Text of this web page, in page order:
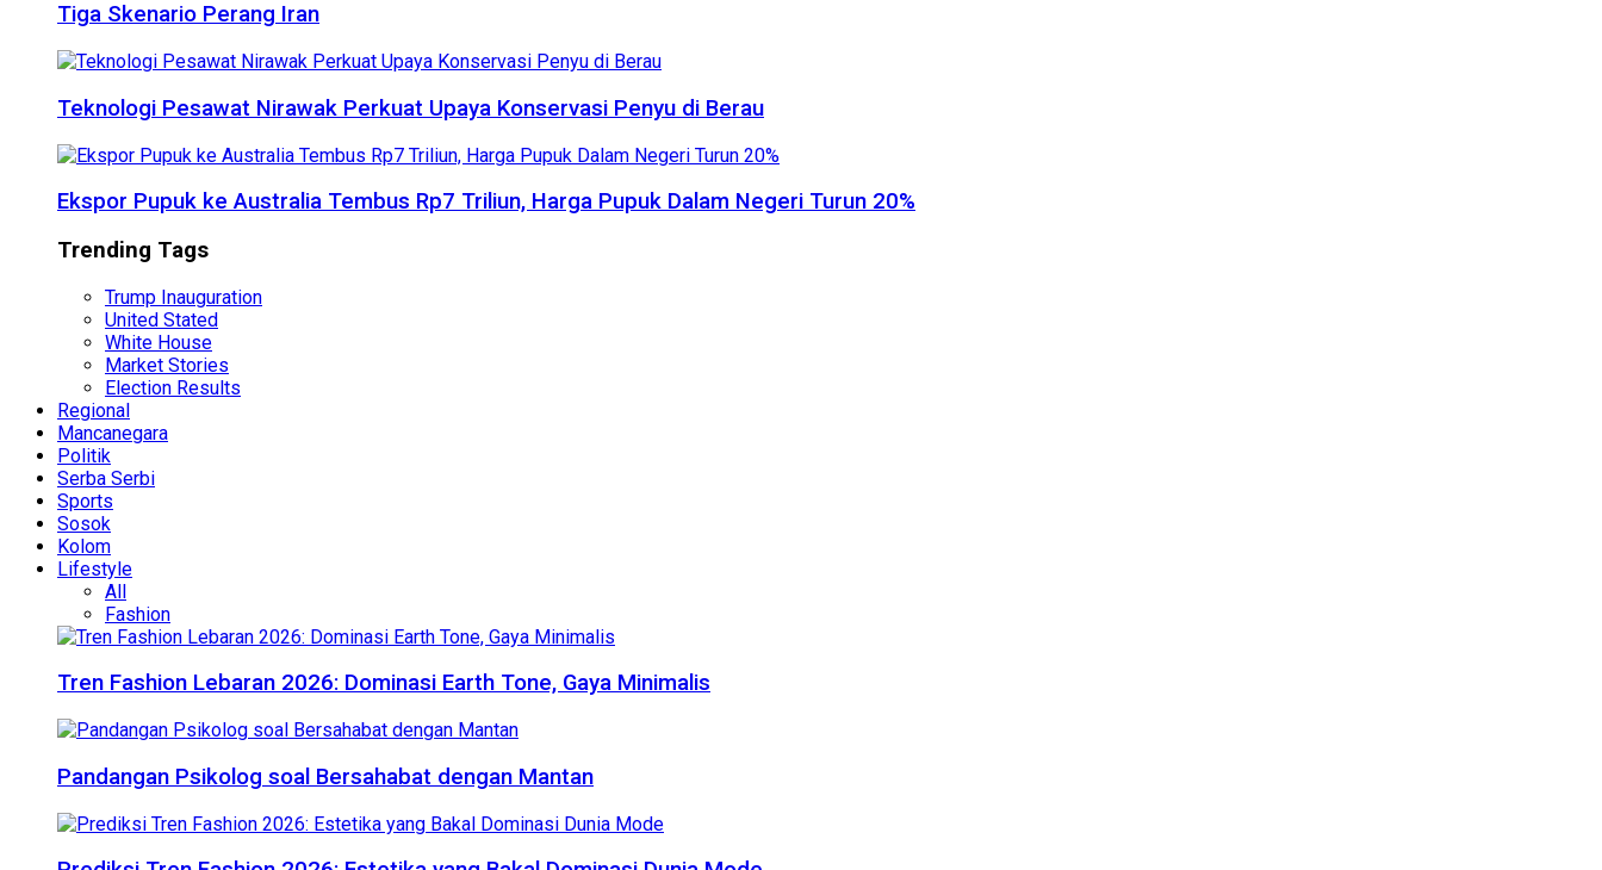
Tiga Skenario Perang Iran
Teknologi Pesawat Nirawak Perkuat Upaya Konservasi Penyu di Berau
Ekspor Pupuk ke Australia Tembus Rp7 Triliun, Harga Pupuk Dalam Negeri Turun 20%
Trending Tags
Trump Inauguration
United Stated
White House
Market Stories
Election Results
Regional
Mancanegara
Politik
Serba Serbi
Sports
Sosok
Kolom
Lifestyle
All
Fashion
Tren Fashion Lebaran 2026: Dominasi Earth Tone, Gaya Minimalis
Pandangan Psikolog soal Bersahabat dengan Mantan